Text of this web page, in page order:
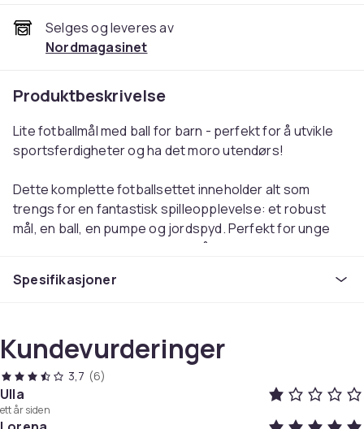
Selges og leveres av
Nordmagasinet
Produktbeskrivelse
Lite fotballmål med ball for barn - perfekt for å utvikle
sportsferdigheter og ha det moro utendørs!
Dette komplette fotballsettet inneholder alt som
trengs for en fantastisk spilleopplevelse: et robust
mål, en ball, en pumpe og jordspyd. Perfekt for unge
fotballentusiaster som ønsker å forbedre
slitesterkt nett som tåler selv de hardeste skuddene,
forskjellige underlag som gress, sand eller jord, og gir
Dette målet er lett å montere og demontere, noe som
gjør det praktisk å ta med på reiser eller oppbevare når
Spesifikasjoner
Kundevurderinger
3,7 (6)
Ulla
ett år siden